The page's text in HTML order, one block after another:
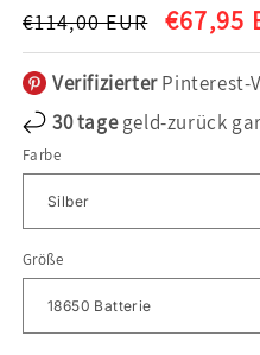
Normaler
€114,00 EUR €67,95
VerifizierterPinterest-
30 tagegeld-zurück
Farbe
Größe